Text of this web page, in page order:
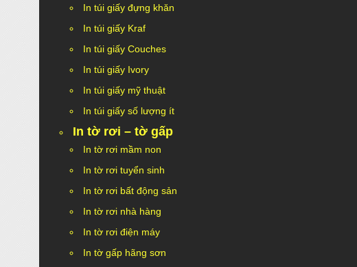
In túi giấy đựng khăn
In túi giấy Kraf
In túi giấy Couches
In túi giấy Ivory
In túi giấy mỹ thuật
In túi giấy số lượng ít
In tờ rơi – tờ gấp
In tờ rơi mầm non
In tờ rơi tuyển sinh
In tờ rơi bất động sản
In tờ rơi nhà hàng
In tờ rơi điện máy
In tờ gấp hãng sơn